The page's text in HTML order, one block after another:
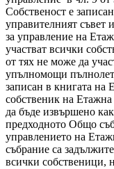
Собственост е
управителният съвет
за управление на
участват всички
от тях не може да
упълномощи
записан в книгата на
собственик на
да бъде извършено
предходното Общо
управлението на
събрание са
всички собственици,